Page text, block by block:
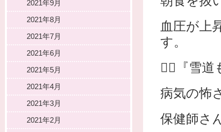
血圧が上
す。
👩‍⚕️『雪
病気の怖
保健師さ
2021年9月
2021年8月
2021年7月
2021年6月
2021年5月
2021年4月
2021年3月
2021年2月